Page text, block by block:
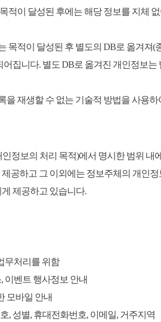
적이 달성된 후에는 해당 정보를 지체
목적이 달성된 후 별도의 DB로 옮겨져
집니다. 별도 DB로 옮겨진 개인정보
을 재생할 수 없는 기술적 방법을 사용
정보의 처리 목적)에서 명시한 범위 내
공하고 그 이외에는 정보주체의 개인
제공하고 있습니다.
무처리를 위함
이벤트 행사정보 안내
모바일 안내
, 성별, 휴대전화번호, 이메일, 거주지역